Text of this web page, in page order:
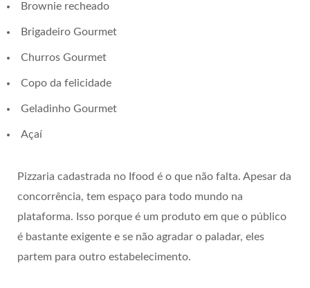
Brownie recheado
Brigadeiro Gourmet
Churros Gourmet
Copo da felicidade
Geladinho Gourmet
Açaí
Pizzaria cadastrada no Ifood é o que não falta. Apesar da
concorrência, tem espaço para todo mundo na
plataforma. Isso porque é um produto em que o público
é bastante exigente e se não agradar o paladar, eles
partem para outro estabelecimento.